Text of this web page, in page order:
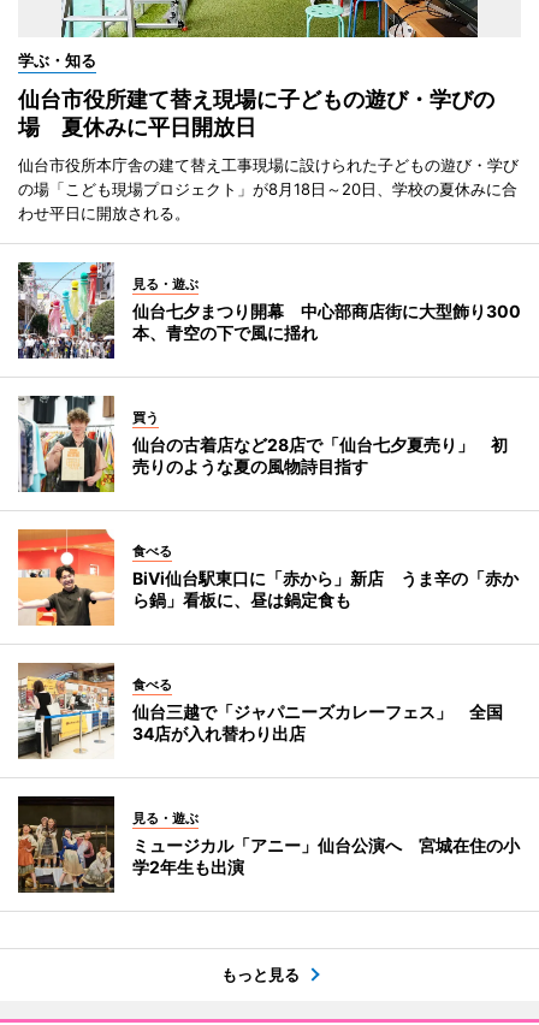
学ぶ・知る
仙台市役所建て替え現場に子どもの遊び・学びの
場 夏休みに平日開放日
仙台市役所本庁舎の建て替え工事現場に設けられた子どもの遊び・学び
の場「こども現場プロジェクト」が8月18日～20日、学校の夏休みに合
わせ平日に開放される。
見る・遊ぶ
仙台七夕まつり開幕 中心部商店街に大型飾り300
本、青空の下で風に揺れ
買う
仙台の古着店など28店で「仙台七夕夏売り」 初
売りのような夏の風物詩目指す
食べる
BiVi仙台駅東口に「赤から」新店 うま辛の「赤か
ら鍋」看板に、昼は鍋定食も
食べる
仙台三越で「ジャパニーズカレーフェス」 全国
34店が入れ替わり出店
見る・遊ぶ
ミュージカル「アニー」仙台公演へ 宮城在住の小
学2年生も出演
もっと見る